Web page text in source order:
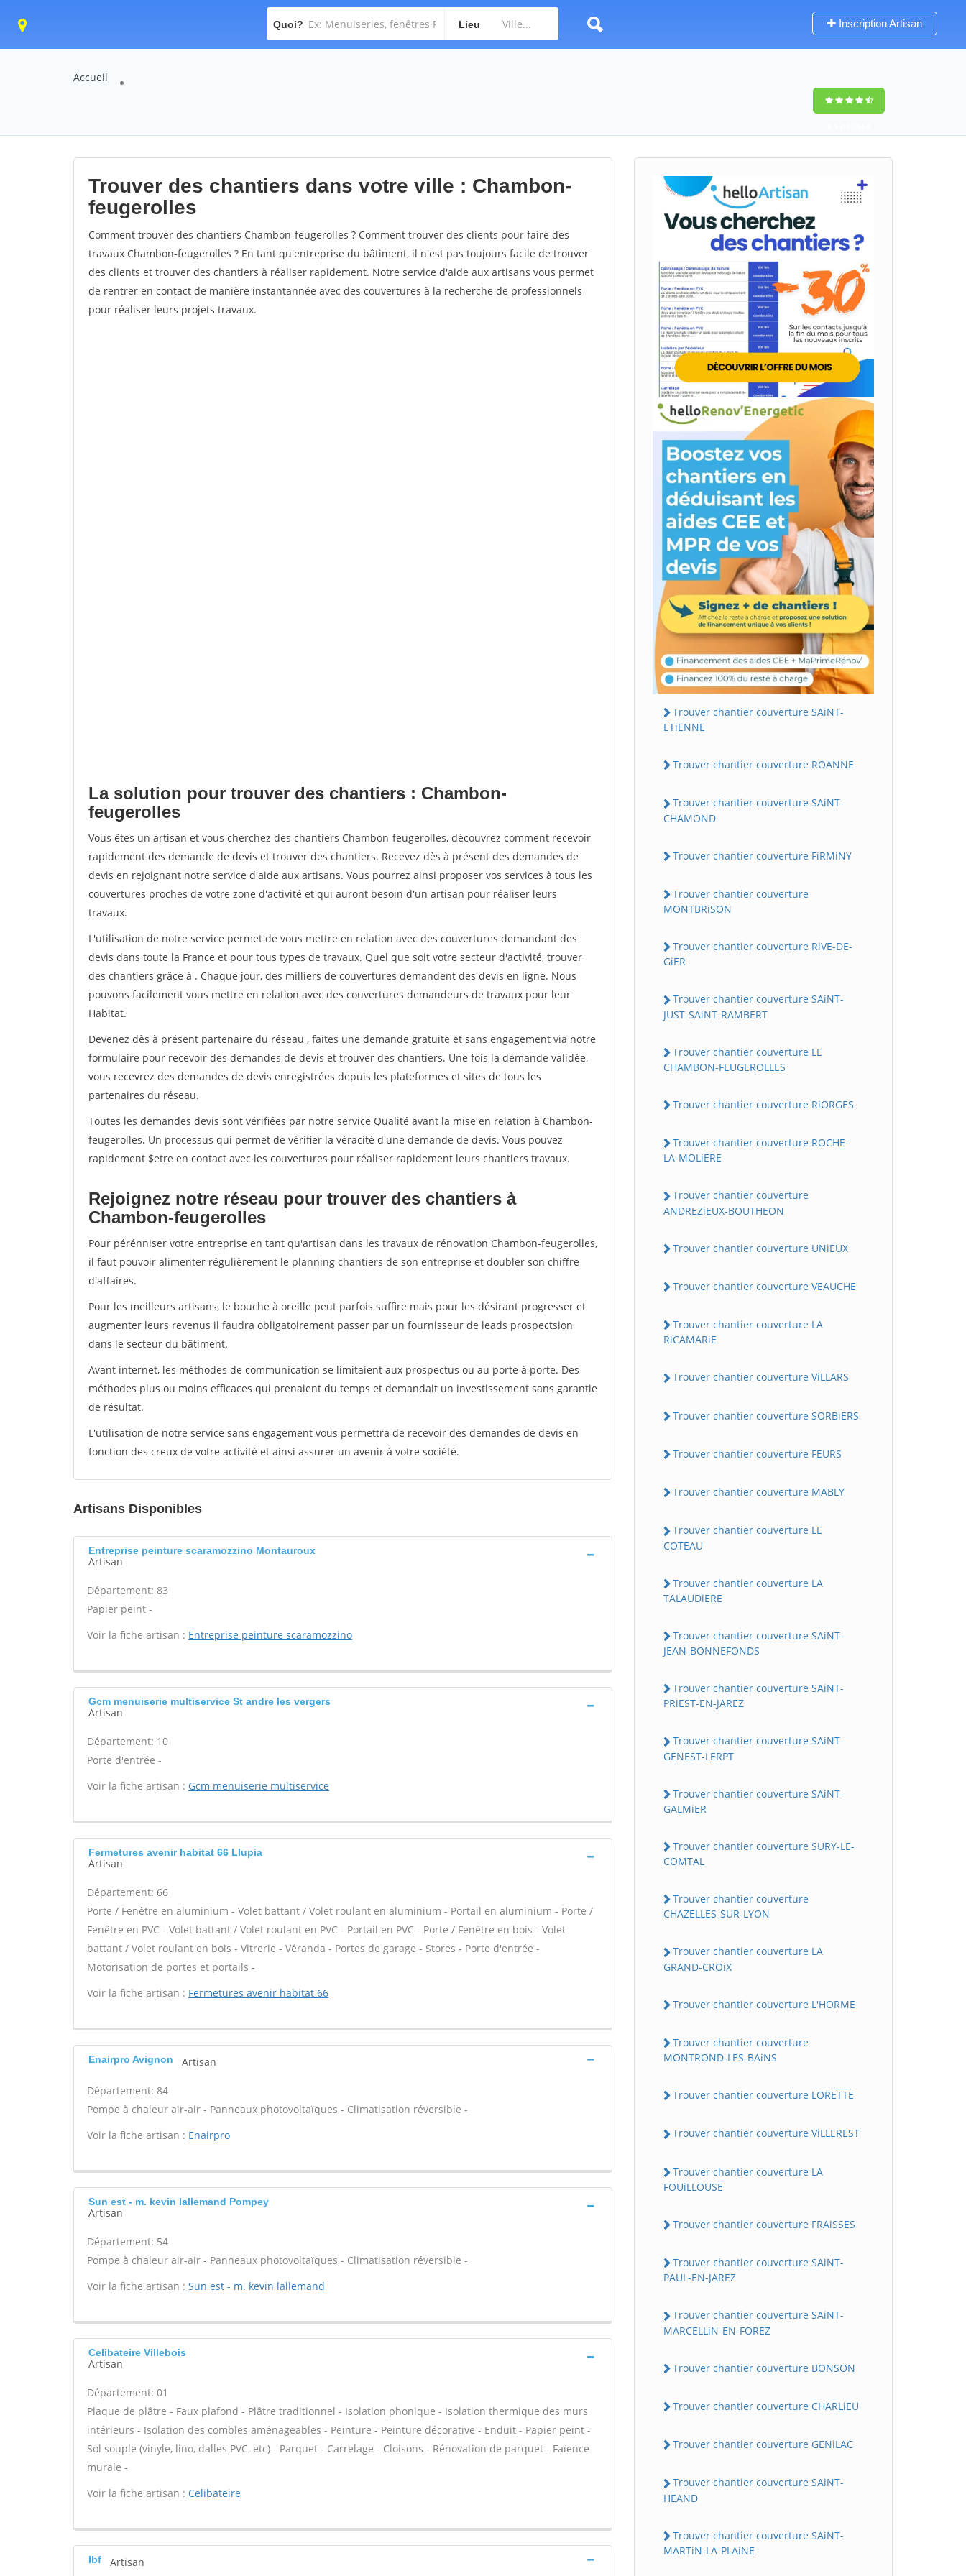
Quoi? Lieu Inscription Artisan
Accueil
Trouver des chantiers dans votre ville : Chambon-
feugerolles
Comment trouver des chantiers Chambon-feugerolles ? Comment trouver des clients pour faire des
travaux Chambon-feugerolles ? En tant qu'entreprise du bâtiment, il n'est pas toujours facile de trouver
des clients et trouver des chantiers à réaliser rapidement. Notre service d'aide aux artisans vous permet
de rentrer en contact de manière instantannée avec des couvertures à la recherche de professionnels
pour réaliser leurs projets travaux.
La solution pour trouver des chantiers : Chambon-
feugerolles
Vous êtes un artisan et vous cherchez des chantiers Chambon-feugerolles, découvrez comment recevoir
rapidement des demande de devis et trouver des chantiers. Recevez dès à présent des demandes de
devis en rejoignant notre service d'aide aux artisans. Vous pourrez ainsi proposer vos services à tous les
couvertures proches de votre zone d'activité et qui auront besoin d'un artisan pour réaliser leurs
travaux.
L'utilisation de notre service permet de vous mettre en relation avec des couvertures demandant des
devis dans toute la France et pour tous types de travaux. Quel que soit votre secteur d'activité, trouver
des chantiers grâce à . Chaque jour, des milliers de couvertures demandent des devis en ligne. Nous
pouvons facilement vous mettre en relation avec des couvertures demandeurs de travaux pour leur
Habitat.
Devenez dès à présent partenaire du réseau , faites une demande gratuite et sans engagement via notre
formulaire pour recevoir des demandes de devis et trouver des chantiers. Une fois la demande validée,
vous recevrez des demandes de devis enregistrées depuis les plateformes et sites de tous les
partenaires du réseau.
Toutes les demandes devis sont vérifiées par notre service Qualité avant la mise en relation à Chambon-
feugerolles. Un processus qui permet de vérifier la véracité d'une demande de devis. Vous pouvez
rapidement $etre en contact avec les couvertures pour réaliser rapidement leurs chantiers travaux.
Rejoignez notre réseau pour trouver des chantiers à
Chambon-feugerolles
Pour pérénniser votre entreprise en tant qu'artisan dans les travaux de rénovation Chambon-feugerolles,
il faut pouvoir alimenter régulièrement le planning chantiers de son entreprise et doubler son chiffre
d'affaires.
Pour les meilleurs artisans, le bouche à oreille peut parfois suffire mais pour les désirant progresser et
augmenter leurs revenus il faudra obligatoirement passer par un fournisseur de leads prospectsion
dans le secteur du bâtiment.
Avant internet, les méthodes de communication se limitaient aux prospectus ou au porte à porte. Des
méthodes plus ou moins efficaces qui prenaient du temps et demandait un investissement sans garantie
de résultat.
L'utilisation de notre service sans engagement vous permettra de recevoir des demandes de devis en
fonction des creux de votre activité et ainsi assurer un avenir à votre société.
Artisans Disponibles
Entreprise peinture scaramozzino Montauroux
Artisan
Département: 83
Papier peint -
Voir la fiche artisan : Entreprise peinture scaramozzino
Gcm menuiserie multiservice St andre les vergers
Artisan
Département: 10
Porte d'entrée -
Voir la fiche artisan : Gcm menuiserie multiservice
Fermetures avenir habitat 66 Llupia
Artisan
Département: 66
Porte / Fenêtre en aluminium - Volet battant / Volet roulant en aluminium - Portail en aluminium - Porte /
Fenêtre en PVC - Volet battant / Volet roulant en PVC - Portail en PVC - Porte / Fenêtre en bois - Volet
battant / Volet roulant en bois - Vitrerie - Véranda - Portes de garage - Stores - Porte d'entrée -
Motorisation de portes et portails -
Voir la fiche artisan : Fermetures avenir habitat 66
Enairpro Avignon Artisan
Département: 84
Pompe à chaleur air-air - Panneaux photovoltaïques - Climatisation réversible -
Voir la fiche artisan : Enairpro
Sun est - m. kevin lallemand Pompey
Artisan
Département: 54
Pompe à chaleur air-air - Panneaux photovoltaïques - Climatisation réversible -
Voir la fiche artisan : Sun est - m. kevin lallemand
Celibateire Villebois
Artisan
Département: 01
Plaque de plâtre - Faux plafond - Plâtre traditionnel - Isolation phonique - Isolation thermique des murs
intérieurs - Isolation des combles aménageables - Peinture - Peinture décorative - Enduit - Papier peint -
Sol souple (vinyle, lino, dalles PVC, etc) - Parquet - Carrelage - Cloisons - Rénovation de parquet - Faïence
murale -
Voir la fiche artisan : Celibateire
Ibf Artisan
Trouver chantier couverture SAiNT-
ETiENNE
Trouver chantier couverture ROANNE
Trouver chantier couverture SAiNT-
CHAMOND
Trouver chantier couverture FiRMiNY
Trouver chantier couverture
MONTBRiSON
Trouver chantier couverture RiVE-DE-
GiER
Trouver chantier couverture SAiNT-
JUST-SAiNT-RAMBERT
Trouver chantier couverture LE
CHAMBON-FEUGEROLLES
Trouver chantier couverture RiORGES
Trouver chantier couverture ROCHE-
LA-MOLiERE
Trouver chantier couverture
ANDREZiEUX-BOUTHEON
Trouver chantier couverture UNiEUX
Trouver chantier couverture VEAUCHE
Trouver chantier couverture LA
RiCAMARiE
Trouver chantier couverture ViLLARS
Trouver chantier couverture SORBiERS
Trouver chantier couverture FEURS
Trouver chantier couverture MABLY
Trouver chantier couverture LE
COTEAU
Trouver chantier couverture LA
TALAUDiERE
Trouver chantier couverture SAiNT-
JEAN-BONNEFONDS
Trouver chantier couverture SAiNT-
PRiEST-EN-JAREZ
Trouver chantier couverture SAiNT-
GENEST-LERPT
Trouver chantier couverture SAiNT-
GALMiER
Trouver chantier couverture SURY-LE-
COMTAL
Trouver chantier couverture
CHAZELLES-SUR-LYON
Trouver chantier couverture LA
GRAND-CROiX
Trouver chantier couverture L'HORME
Trouver chantier couverture
MONTROND-LES-BAiNS
Trouver chantier couverture LORETTE
Trouver chantier couverture ViLLEREST
Trouver chantier couverture LA
FOUiLLOUSE
Trouver chantier couverture FRAiSSES
Trouver chantier couverture SAiNT-
PAUL-EN-JAREZ
Trouver chantier couverture SAiNT-
MARCELLiN-EN-FOREZ
Trouver chantier couverture BONSON
Trouver chantier couverture CHARLiEU
Trouver chantier couverture GENiLAC
Trouver chantier couverture SAiNT-
HEAND
Trouver chantier couverture SAiNT-
MARTiN-LA-PLAiNE